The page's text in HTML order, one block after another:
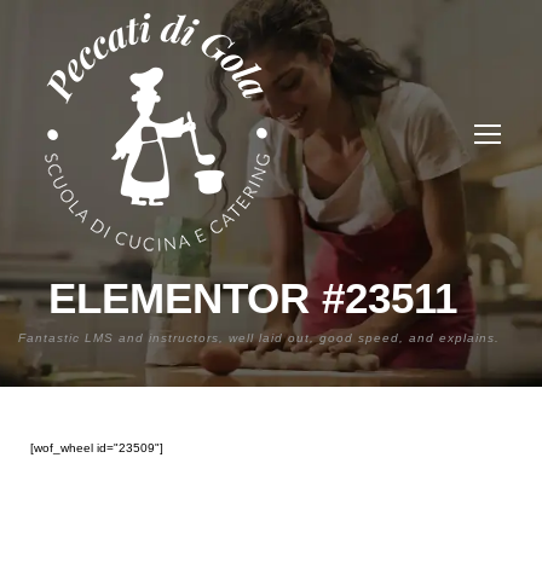
ELEMENTOR #23511
Fantastic LMS and instructors, well laid out, good speed, and explains.
[wof_wheel id="23509"]